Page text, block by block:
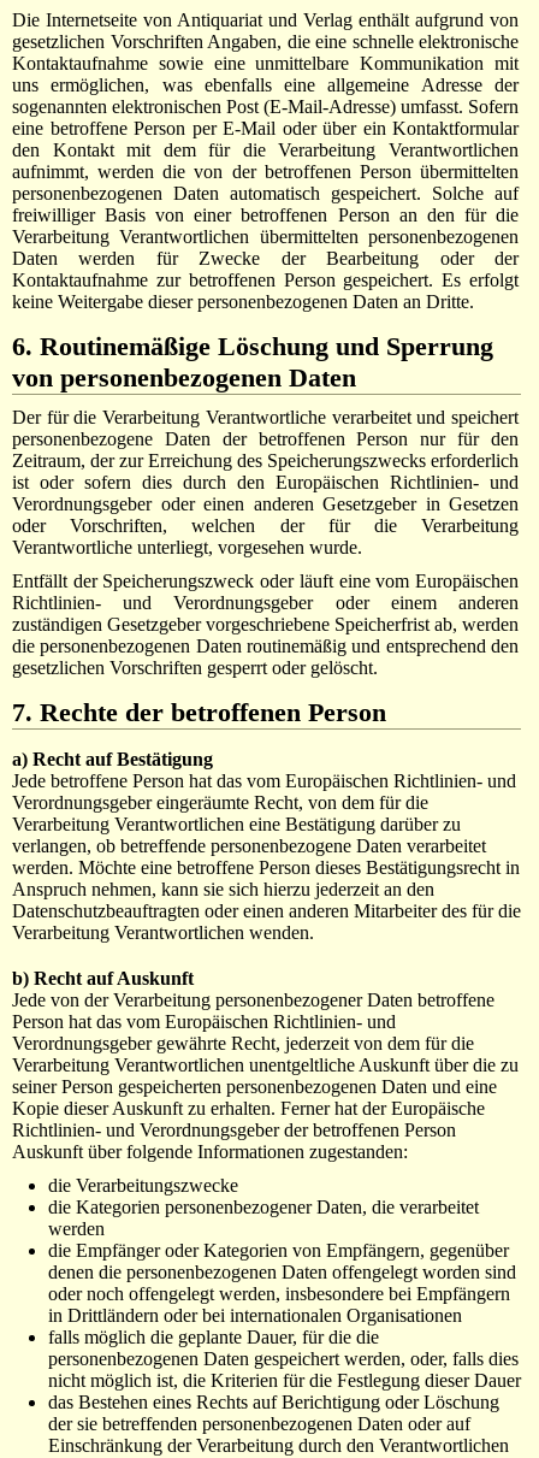
Die Internetseite von Antiquariat und Verlag enthält aufgrund von
gesetzlichen Vorschriften Angaben, die eine schnelle elektronische
Kontaktaufnahme sowie eine unmittelbare Kommunikation mit
uns ermöglichen, was ebenfalls eine allgemeine Adresse der
sogenannten elektronischen Post (E-Mail-Adresse) umfasst. Sofern
eine betroffene Person per E-Mail oder über ein Kontaktformular
den Kontakt mit dem für die Verarbeitung Verantwortlichen
aufnimmt, werden die von der betroffenen Person übermittelten
personenbezogenen Daten automatisch gespeichert. Solche auf
freiwilliger Basis von einer betroffenen Person an den für die
Verarbeitung Verantwortlichen übermittelten personenbezogenen
Daten werden für Zwecke der Bearbeitung oder der
Kontaktaufnahme zur betroffenen Person gespeichert. Es erfolgt
keine Weitergabe dieser personenbezogenen Daten an Dritte.
6. Routinemäßige Löschung und Sperrung
von personenbezogenen Daten
Der für die Verarbeitung Verantwortliche verarbeitet und speichert
personenbezogene Daten der betroffenen Person nur für den
Zeitraum, der zur Erreichung des Speicherungszwecks erforderlich
ist oder sofern dies durch den Europäischen Richtlinien- und
Verordnungsgeber oder einen anderen Gesetzgeber in Gesetzen
oder Vorschriften, welchen der für die Verarbeitung
Verantwortliche unterliegt, vorgesehen wurde.
Entfällt der Speicherungszweck oder läuft eine vom Europäischen
Richtlinien- und Verordnungsgeber oder einem anderen
zuständigen Gesetzgeber vorgeschriebene Speicherfrist ab, werden
die personenbezogenen Daten routinemäßig und entsprechend den
gesetzlichen Vorschriften gesperrt oder gelöscht.
7. Rechte der betroffenen Person
a) Recht auf Bestätigung
Jede betroffene Person hat das vom Europäischen Richtlinien- und
Verordnungsgeber eingeräumte Recht, von dem für die
Verarbeitung Verantwortlichen eine Bestätigung darüber zu
verlangen, ob betreffende personenbezogene Daten verarbeitet
werden. Möchte eine betroffene Person dieses Bestätigungsrecht in
Anspruch nehmen, kann sie sich hierzu jederzeit an den
Datenschutzbeauftragten oder einen anderen Mitarbeiter des für die
Verarbeitung Verantwortlichen wenden.
b) Recht auf Auskunft
Jede von der Verarbeitung personenbezogener Daten betroffene
Person hat das vom Europäischen Richtlinien- und
Verordnungsgeber gewährte Recht, jederzeit von dem für die
Verarbeitung Verantwortlichen unentgeltliche Auskunft über die zu
seiner Person gespeicherten personenbezogenen Daten und eine
Kopie dieser Auskunft zu erhalten. Ferner hat der Europäische
Richtlinien- und Verordnungsgeber der betroffenen Person
Auskunft über folgende Informationen zugestanden:
die Verarbeitungszwecke
die Kategorien personenbezogener Daten, die verarbeitet
werden
die Empfänger oder Kategorien von Empfängern, gegenüber
denen die personenbezogenen Daten offengelegt worden sind
oder noch offengelegt werden, insbesondere bei Empfängern
in Drittländern oder bei internationalen Organisationen
falls möglich die geplante Dauer, für die die
personenbezogenen Daten gespeichert werden, oder, falls dies
nicht möglich ist, die Kriterien für die Festlegung dieser Dauer
das Bestehen eines Rechts auf Berichtigung oder Löschung
der sie betreffenden personenbezogenen Daten oder auf
Einschränkung der Verarbeitung durch den Verantwortlichen